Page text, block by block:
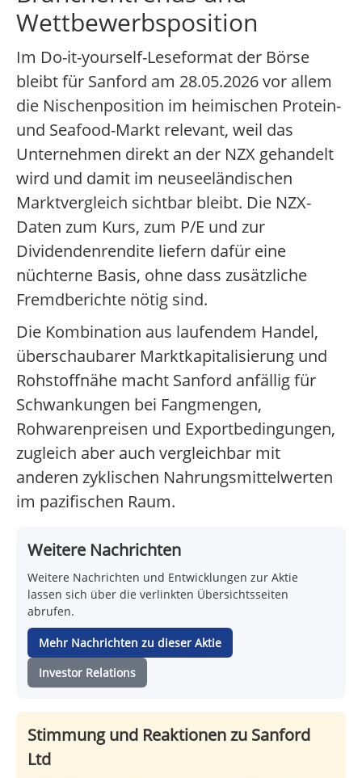
Wettbewerbsposition
Im Do-it-yourself-Leseformat der Börse
bleibt für Sanford am 28.05.2026 vor allem
die Nischenposition im heimischen Protein-
und Seafood-Markt relevant, weil das
Unternehmen direkt an der NZX gehandelt
wird und damit im neuseeländischen
Marktvergleich sichtbar bleibt. Die NZX-
Daten zum Kurs, zum P/E und zur
Dividendenrendite liefern dafür eine
nüchterne Basis, ohne dass zusätzliche
Fremdberichte nötig sind.
Die Kombination aus laufendem Handel,
überschaubarer Marktkapitalisierung und
Rohstoffnähe macht Sanford anfällig für
Schwankungen bei Fangmengen,
Rohwarenpreisen und Exportbedingungen,
zugleich aber auch vergleichbar mit
anderen zyklischen Nahrungsmittelwerten
im pazifischen Raum.
Weitere Nachrichten
Weitere Nachrichten und Entwicklungen zur Aktie
lassen sich über die verlinkten Übersichtsseiten
abrufen.
Mehr Nachrichten zu dieser Aktie
Investor Relations
Stimmung und Reaktionen zu Sanford
Ltd